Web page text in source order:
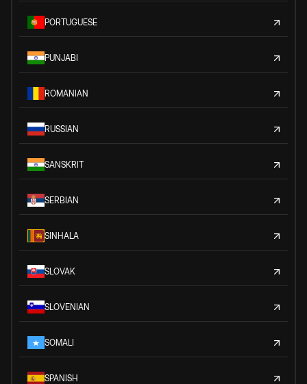
PORTUGUESE
PUNJABI
ROMANIAN
RUSSIAN
SANSKRIT
SERBIAN
SINHALA
SLOVAK
SLOVENIAN
SOMALI
SPANISH